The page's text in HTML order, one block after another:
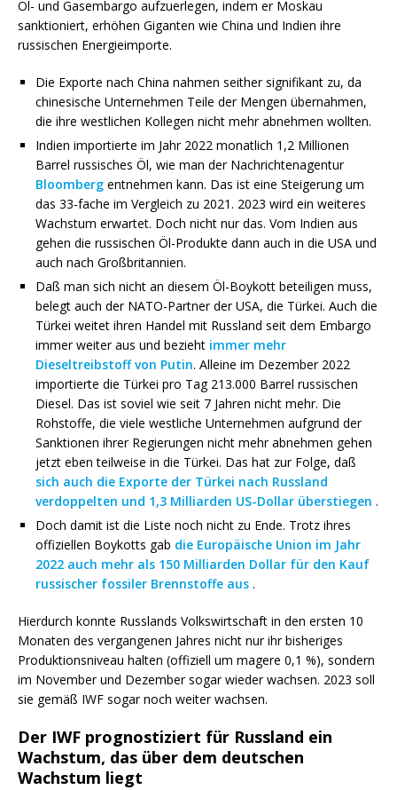
Öl- und Gasembargo aufzuerlegen, indem er Moskau
sanktioniert, erhöhen Giganten wie China und Indien ihre
russischen Energieimporte.
Die Exporte nach China nahmen seither signifikant zu, da
chinesische Unternehmen Teile der Mengen übernahmen,
die ihre westlichen Kollegen nicht mehr abnehmen wollten.
Indien importierte im Jahr 2022 monatlich 1,2 Millionen
Barrel russisches Öl, wie man der Nachrichtenagentur
Bloomberg entnehmen kann. Das ist eine Steigerung um
das 33-fache im Vergleich zu 2021. 2023 wird ein weiteres
Wachstum erwartet. Doch nicht nur das. Vom Indien aus
gehen die russischen Öl-Produkte dann auch in die USA und
auch nach Großbritannien.
Daß man sich nicht an diesem Öl-Boykott beteiligen muss,
belegt auch der NATO-Partner der USA, die Türkei. Auch die
Türkei weitet ihren Handel mit Russland seit dem Embargo
immer weiter aus und bezieht immer mehr
Dieseltreibstoff von Putin. Alleine im Dezember 2022
importierte die Türkei pro Tag 213.000 Barrel russischen
Diesel. Das ist soviel wie seit 7 Jahren nicht mehr. Die
Rohstoffe, die viele westliche Unternehmen aufgrund der
Sanktionen ihrer Regierungen nicht mehr abnehmen gehen
jetzt eben teilweise in die Türkei. Das hat zur Folge, daß
sich auch die Exporte der Türkei nach Russland
verdoppelten und 1,3 Milliarden US-Dollar überstiegen .
Doch damit ist die Liste noch nicht zu Ende. Trotz ihres
offiziellen Boykotts gab die Europäische Union im Jahr
2022 auch mehr als 150 Milliarden Dollar für den Kauf
russischer fossiler Brennstoffe aus .
Hierdurch konnte Russlands Volkswirtschaft in den ersten 10
Monaten des vergangenen Jahres nicht nur ihr bisheriges
Produktionsniveau halten (offiziell um magere 0,1 %), sondern
im November und Dezember sogar wieder wachsen. 2023 soll
sie gemäß IWF sogar noch weiter wachsen.
Der IWF prognostiziert für Russland ein
Wachstum, das über dem deutschen
Wachstum liegt